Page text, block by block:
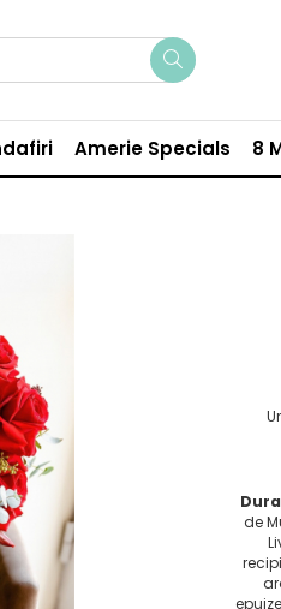
Amerie Specials 8
de